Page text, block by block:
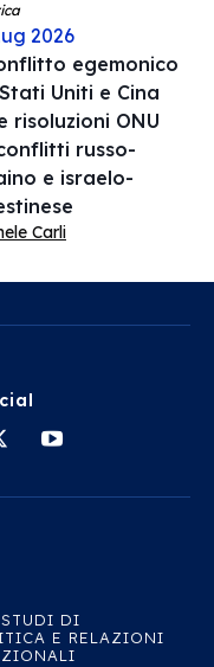
2026
egemonico
Uniti e Cina
risoluzioni ONU
russo-
e israelo-
Carli
DI
E RELAZIONI